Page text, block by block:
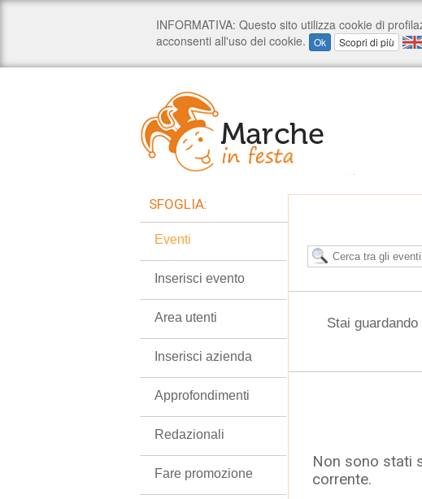
Stai
Non sono stati
corrente.
SFOGLIA:
Eventi
Inserisci evento
Area utenti
Inserisci azienda
Approfondimenti
Redazionali
Fare promozione